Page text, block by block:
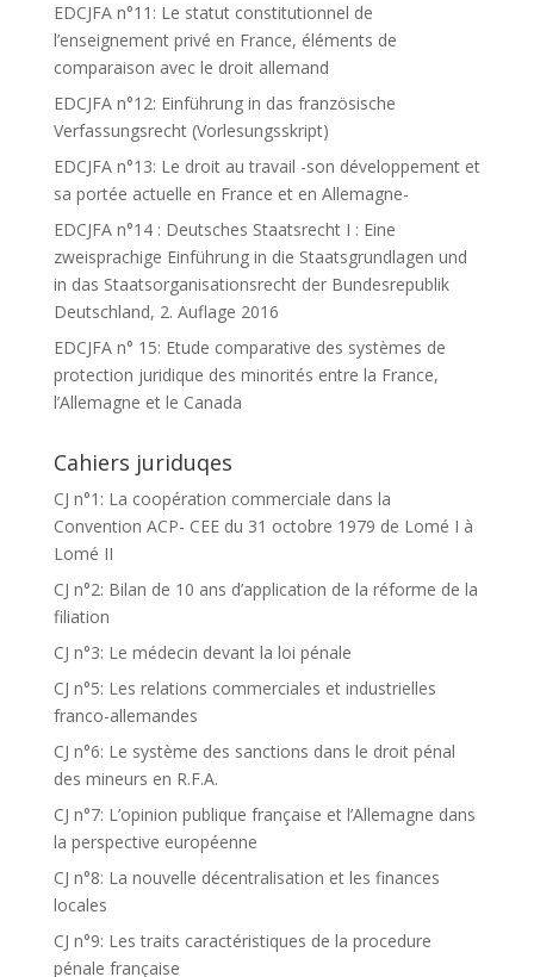
EDCJFA n°11: Le statut constitutionnel de
l’enseignement privé en France, éléments de
comparaison avec le droit allemand
EDCJFA n°12: Einführung in das französische
Verfassungsrecht (Vorlesungsskript)
EDCJFA n°13: Le droit au travail -son développement et
sa portée actuelle en France et en Allemagne-
EDCJFA n°14 : Deutsches Staatsrecht I : Eine
zweisprachige Einführung in die Staatsgrundlagen und
in das Staatsorganisationsrecht der Bundesrepublik
Deutschland, 2. Auflage 2016
EDCJFA n° 15: Etude comparative des systèmes de
protection juridique des minorités entre la France,
l’Allemagne et le Canada
Cahiers juriduqes
CJ n°1: La coopération commerciale dans la
Convention ACP- CEE du 31 octobre 1979 de Lomé I à
Lomé II
CJ n°2: Bilan de 10 ans d’application de la réforme de la
filiation
CJ n°3: Le médecin devant la loi pénale
CJ n°5: Les relations commerciales et industrielles
franco-allemandes
CJ n°6: Le système des sanctions dans le droit pénal
des mineurs en R.F.A.
CJ n°7: L’opinion publique française et l’Allemagne dans
la perspective européenne
CJ n°8: La nouvelle décentralisation et les finances
locales
CJ n°9: Les traits caractéristiques de la procedure
pénale française